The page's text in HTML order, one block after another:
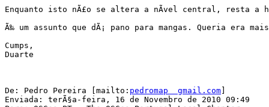
Enquanto isto nÃ£o se altera a nÃ­vel central, resta a
Ã‰ um assunto que dÃ¡ pano para mangas. Queria era
Cumps,
Duarte
De: Pedro Pereira [mailto: pedromap  gmail.com
Enviada: terÃ§a-feira, 16 de Novembro de 2010 09:49